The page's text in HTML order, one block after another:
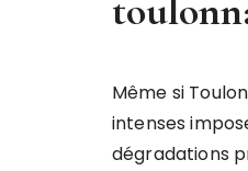
Même si
intenses
dégradations